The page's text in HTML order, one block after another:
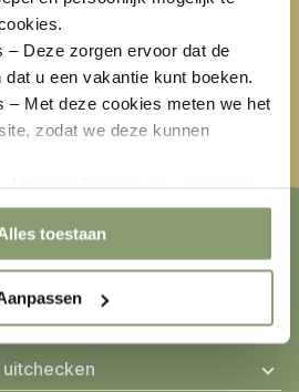
Deze zorgen ervoor dat de
u een vakantie kunt boeken.
– Met deze cookies meten we het
zodat we deze kunnen
laten zien.
toestaan
€36,50
Pinksteren 301,00
VRAGEN